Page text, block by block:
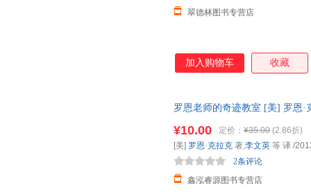
翠德林图书专营店
加入购物车 收藏
罗恩老师的奇迹教室 [美] 罗恩
¥10.00 定价： ¥35.00 (2.86折)
鑫泓睿源图书专营店
2条评论
[美] 罗恩·克拉克 著,李文英 等 译 /